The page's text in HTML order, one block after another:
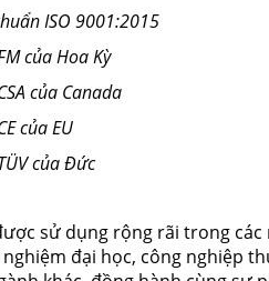
ISO 9001:2015
của Hoa Kỳ
của Canada
của EU
của Đức
sử dụng rộng rãi trong
đại học, công nghiệp